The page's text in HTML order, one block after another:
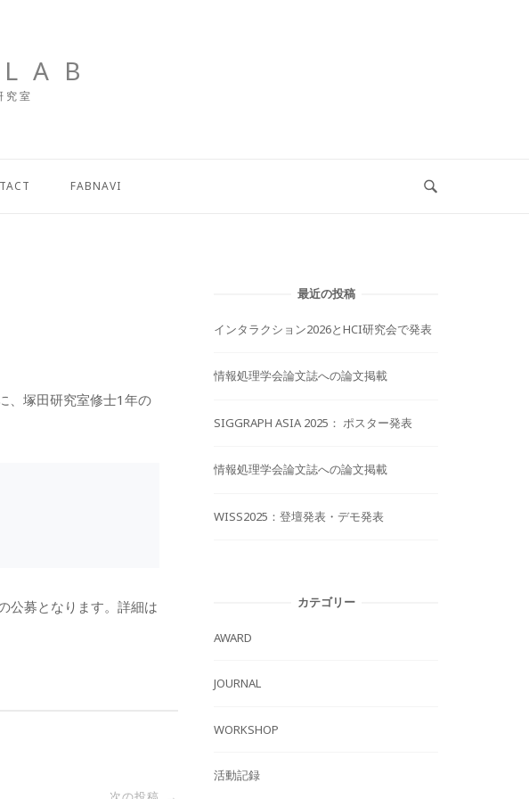
究室
FABNAVI
、塚田研究室修士1年の
公募となります。詳細は
最近の投稿
インタラクション2026とHCI研究会で発表
情報処理学会論文誌への論文掲載
SIGGRAPH ASIA 2025： ポスター発表
情報処理学会論文誌への論文掲載
WISS2025：登壇発表・デモ発表
カテゴリー
AWARD
JOURNAL
WORKSHOP
活動記録